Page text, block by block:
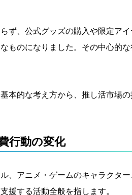
ず、公式グッズの購入や限定ア
ものになりました。その中心的
本的な考え方から、推し活市場
行動の変化
、アニメ・ゲームのキャラクタ
援する活動全般を指します。